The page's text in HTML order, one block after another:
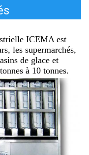
ICEMA est
les supermarchés,
de glace et
à 10 tonnes.